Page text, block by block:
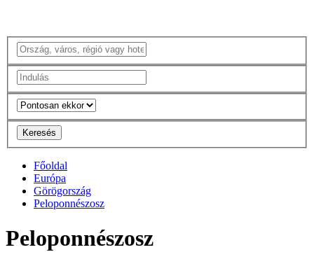
Keresés
Főoldal
Európa
Görögország
Peloponnészosz
Peloponnészosz